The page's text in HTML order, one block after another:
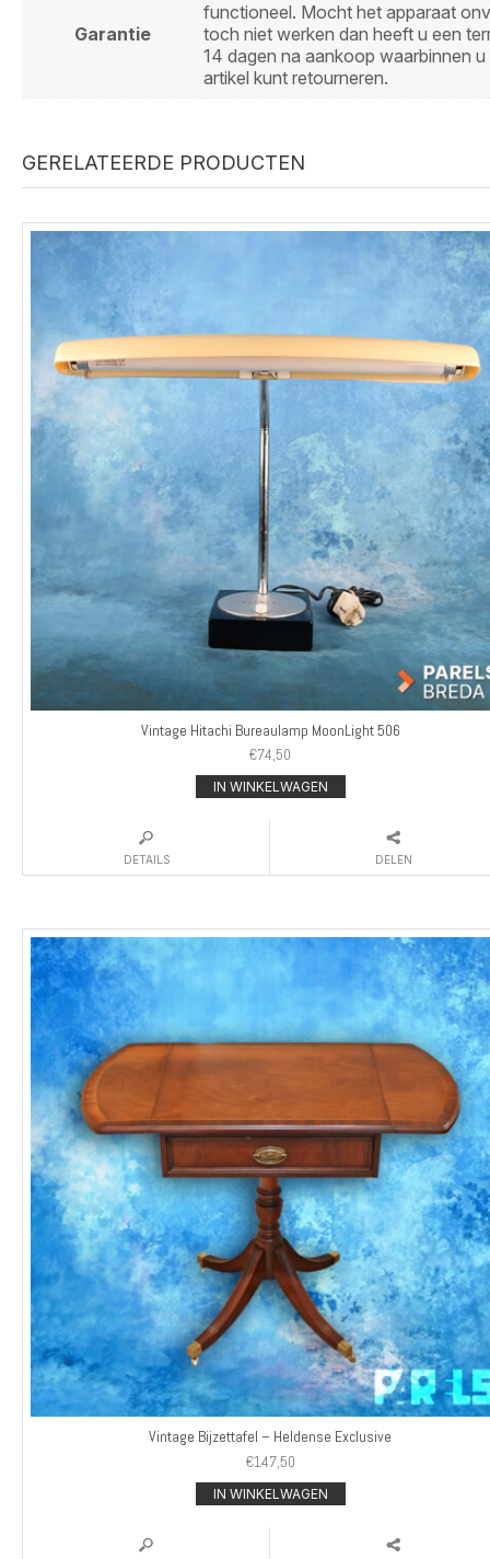
Garantie
functioneel. Mocht het apparaat
toch niet werken dan heeft u een
14 dagen na aankoop waarbinnen u
artikel kunt retourneren.
GERELATEERDE PRODUCTEN
Vintage Hitachi Bureaulamp MoonLight 506
€74,50
IN WINKELWAGEN
DETAILS DELEN
Vintage Bijzettafel – Heldense Exclusive
€147,50
IN WINKELWAGEN